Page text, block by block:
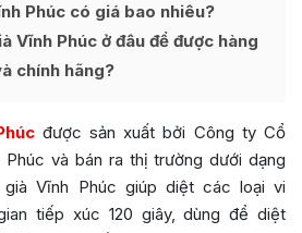
Phúc có giá bao nhiêu?
Vĩnh Phúc ở đâu để được hàng
chính hãng?
được sản xuất bởi Công ty Cổ
Phúc và bán ra thị trường dưới dạng
Vĩnh Phúc giúp diệt các loại vi
tiếp xúc 120 giây, dùng để diệt